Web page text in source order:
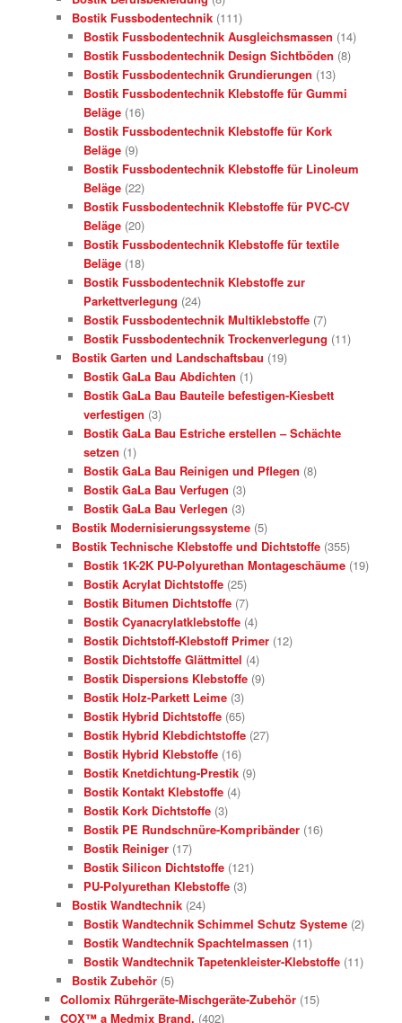
Bostik Fussbodentechnik (111)
Bostik Fussbodentechnik Ausgleichsmassen (14)
Bostik Fussbodentechnik Design Sichtböden (8)
Bostik Fussbodentechnik Grundierungen (13)
Bostik Fussbodentechnik Klebstoffe für Gummi
Beläge (16)
Bostik Fussbodentechnik Klebstoffe für Kork
Beläge (9)
Bostik Fussbodentechnik Klebstoffe für Linoleum
Beläge (22)
Bostik Fussbodentechnik Klebstoffe für PVC-CV
Beläge (20)
Bostik Fussbodentechnik Klebstoffe für textile
Beläge (18)
Bostik Fussbodentechnik Klebstoffe zur
Parkettverlegung (24)
Bostik Fussbodentechnik Multiklebstoffe (7)
Bostik Fussbodentechnik Trockenverlegung (11)
Bostik Garten und Landschaftsbau (19)
Bostik GaLa Bau Abdichten (1)
Bostik GaLa Bau Bauteile befestigen-Kiesbett
verfestigen (3)
Bostik GaLa Bau Estriche erstellen – Schächte
setzen (1)
Bostik GaLa Bau Reinigen und Pflegen (8)
Bostik GaLa Bau Verfugen (3)
Bostik GaLa Bau Verlegen (3)
Bostik Modernisierungssysteme (5)
Bostik Technische Klebstoffe und Dichtstoffe (355)
Bostik 1K-2K PU-Polyurethan Montageschäume (19)
Bostik Acrylat Dichtstoffe (25)
Bostik Bitumen Dichtstoffe (7)
Bostik Cyanacrylatklebstoffe (4)
Bostik Dichtstoff-Klebstoff Primer (12)
Bostik Dichtstoffe Glättmittel (4)
Bostik Dispersions Klebstoffe (9)
Bostik Holz-Parkett Leime (3)
Bostik Hybrid Dichtstoffe (65)
Bostik Hybrid Klebdichtstoffe (27)
Bostik Hybrid Klebstoffe (16)
Bostik Knetdichtung-Prestik (9)
Bostik Kontakt Klebstoffe (4)
Bostik Kork Dichtstoffe (3)
Bostik PE Rundschnüre-Kompribänder (16)
Bostik Reiniger (17)
Bostik Silicon Dichtstoffe (121)
PU-Polyurethan Klebstoffe (3)
Bostik Wandtechnik (24)
Bostik Wandtechnik Schimmel Schutz Systeme (2)
Bostik Wandtechnik Spachtelmassen (11)
Bostik Wandtechnik Tapetenkleister-Klebstoffe (11)
Bostik Zubehör (5)
Collomix Rührgeräte-Mischgeräte-Zubehör (15)
COX™ a Medmix Brand, (402)